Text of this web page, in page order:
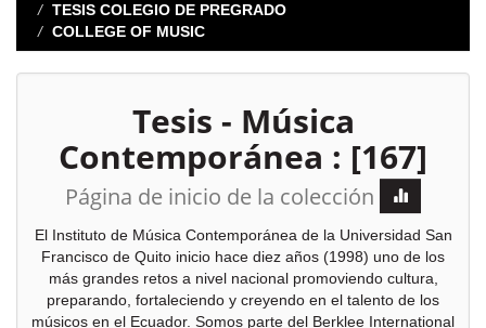
TESIS COLEGIO DE PREGRADO
COLLEGE OF MUSIC
Tesis - Música
Contemporánea : [167]
Página de inicio de la colección
El Instituto de Música Contemporánea de la Universidad San
Francisco de Quito inicio hace diez años (1998) uno de los
más grandes retos a nivel nacional promoviendo cultura,
preparando, fortaleciendo y creyendo en el talento de los
músicos en el Ecuador. Somos parte del Berklee International